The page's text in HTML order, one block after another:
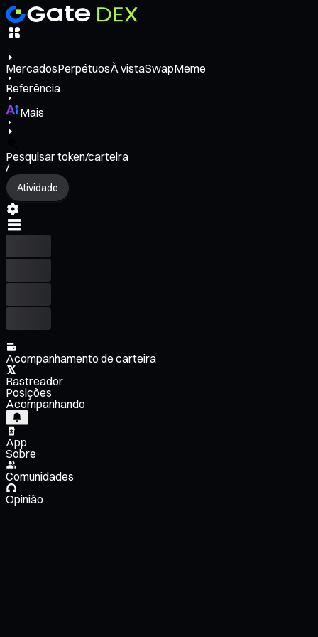
MercadosPerpétuosÀ vistaSwapMeme
Referência
Mais
Pesquisar token/carteira
/
Atividade
Acompanhamento de carteira
Rastreador
Posições
Acompanhando
App
Sobre
Comunidades
Opinião